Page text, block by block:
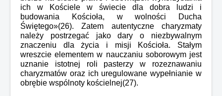
ich w Kościele w świecie dla dobra ludzi i
budowania Kościoła, w wolności Ducha
Świętego»(26). Zatem autentyczne charyzmaty
należy postrzegać jako dary o niezbywalnym
znaczeniu dla życia i misji Kościoła. Stałym
wreszcie elementem w nauczaniu soborowym jest
uznanie istotnej roli pasterzy w rozeznawaniu
charyzmatów oraz ich uregulowane wypełnianie w
obrębie wspólnoty kościelnej(27).